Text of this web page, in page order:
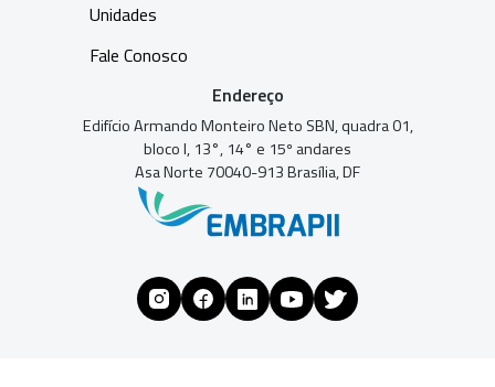
Unidades
Fale Conosco
Endereço
Edifício Armando Monteiro Neto SBN, quadra 01,
bloco I, 13°, 14° e 15º andares
Asa Norte 70040-913 Brasília, DF